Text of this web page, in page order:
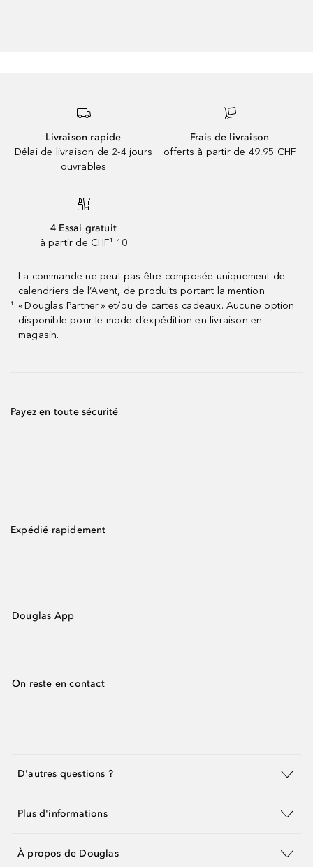
Livraison rapide
Délai de livraison de 2-4 jours
ouvrables
Frais de livraison
offerts à partir de 49,95 CHF
4 Essai gratuit
à partir de CHF¹ 10
¹
La commande ne peut pas être composée uniquement de
calendriers de l’Avent, de produits portant la mention
« Douglas Partner » et/ou de cartes cadeaux. Aucune option
disponible pour le mode d’expédition en livraison en
magasin.
Payez en toute sécurité
Expédié rapidement
Douglas App
On reste en contact
D'autres questions ?
Plus d'informations
À propos de Douglas